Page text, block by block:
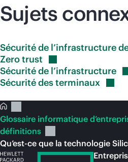
Sujets
Sécurité de l’infrastructure
Zerotrust
Sécurité de l’infrastructure
Sécurité desterminaux
Glossaire informatique
définitions
Qu’est-ce que la technologie